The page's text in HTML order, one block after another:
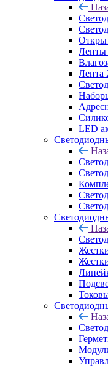
Ленты
Лента
LED